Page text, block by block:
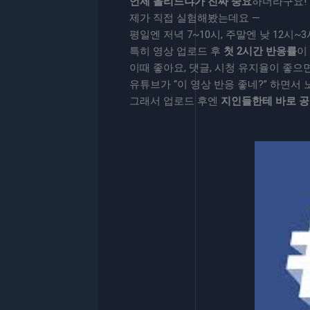
제가 직접 실험해봤는데요 —
평일엔 저녁 7~10시, 주말엔 낮 12시
특히 영상 업로드 후 첫 2시간 반응률이
이때 좋아요, 댓글, 시청 유지율이 좋으
유튜브가 “이 영상 반응 좋네?” 하면서
그래서 업로드 후엔 지인들한테 바로